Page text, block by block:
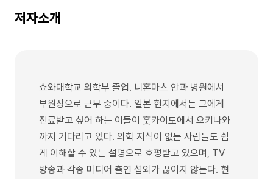
저자소개
쇼와대학교 의학부 졸업. 니혼마츠 안과 병원에서
부원장으로 근무 중이다. 일본 현지에서는 그에게
진료받고 싶어 하는 이들이 훗카이도에서 오키나와
까지 기다리고 있다. 의학 지식이 없는 사람들도 쉽
게 이해할 수 있는 설명으로 호평받고 있으며, TV
방송과 각종 미디어 출연 섭외가 끊이지 않는다. 현